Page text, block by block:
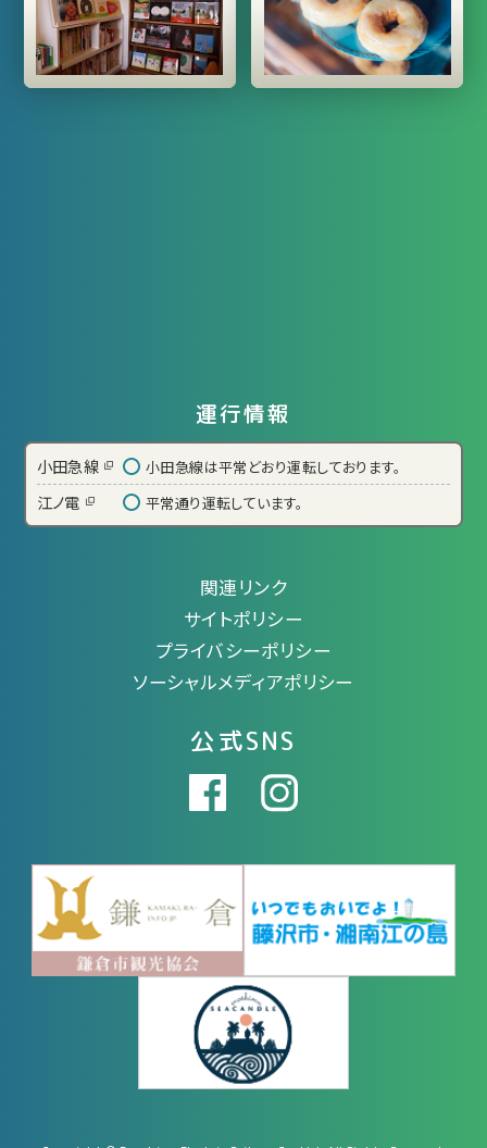
運行情報
小田急線 小田急線は平常どおり運転しております。
江ノ電 平常通り運転しています。
関連リンク
サイトポリシー
プライバシーポリシー
ソーシャルメディアポリシー
公式SNS